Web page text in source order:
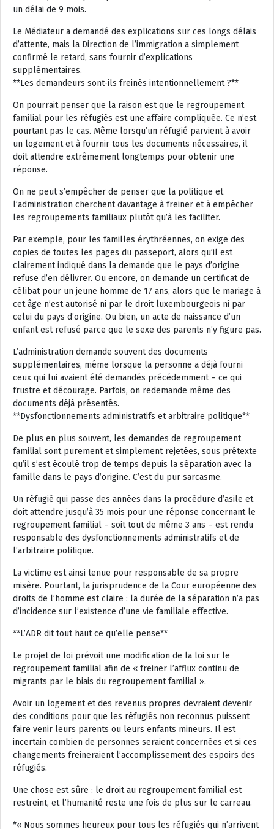
un délai de 9 mois.
Le Médiateur a demandé des explications sur ces longs délais
d’attente, mais la Direction de l’immigration a simplement
confirmé le retard, sans fournir d’explications
supplémentaires.
**Les demandeurs sont-ils freinés intentionnellement ?**
On pourrait penser que la raison est que le regroupement
familial pour les réfugiés est une affaire compliquée. Ce n’est
pourtant pas le cas. Même lorsqu’un réfugié parvient à avoir
un logement et à fournir tous les documents nécessaires, il
doit attendre extrêmement longtemps pour obtenir une
réponse.
On ne peut s’empêcher de penser que la politique et
l’administration cherchent davantage à freiner et à empêcher
les regroupements familiaux plutôt qu’à les faciliter.
Par exemple, pour les familles érythréennes, on exige des
copies de toutes les pages du passeport, alors qu’il est
clairement indiqué dans la demande que le pays d’origine
refuse d’en délivrer. Ou encore, on demande un certificat de
célibat pour un jeune homme de 17 ans, alors que le mariage à
cet âge n’est autorisé ni par le droit luxembourgeois ni par
celui du pays d’origine. Ou bien, un acte de naissance d’un
enfant est refusé parce que le sexe des parents n’y figure pas.
L’administration demande souvent des documents
supplémentaires, même lorsque la personne a déjà fourni
ceux qui lui avaient été demandés précédemment – ce qui
frustre et décourage. Parfois, on redemande même des
documents déjà présentés.
**Dysfonctionnements administratifs et arbitraire politique**
De plus en plus souvent, les demandes de regroupement
familial sont purement et simplement rejetées, sous prétexte
qu’il s’est écoulé trop de temps depuis la séparation avec la
famille dans le pays d’origine. C’est du pur sarcasme.
Un réfugié qui passe des années dans la procédure d’asile et
doit attendre jusqu’à 35 mois pour une réponse concernant le
regroupement familial – soit tout de même 3 ans – est rendu
responsable des dysfonctionnements administratifs et de
l’arbitraire politique.
La victime est ainsi tenue pour responsable de sa propre
misère. Pourtant, la jurisprudence de la Cour européenne des
droits de l’homme est claire : la durée de la séparation n’a pas
d’incidence sur l’existence d’une vie familiale effective.
**L’ADR dit tout haut ce qu’elle pense**
Le projet de loi prévoit une modification de la loi sur le
regroupement familial afin de « freiner l’afflux continu de
migrants par le biais du regroupement familial ».
Avoir un logement et des revenus propres devraient devenir
des conditions pour que les réfugiés non reconnus puissent
faire venir leurs parents ou leurs enfants mineurs. Il est
incertain combien de personnes seraient concernées et si ces
changements freineraient l’accomplissement des espoirs des
réfugiés.
Une chose est sûre : le droit au regroupement familial est
restreint, et l’humanité reste une fois de plus sur le carreau.
*« Nous sommes heureux pour tous les réfugiés qui n’arrivent